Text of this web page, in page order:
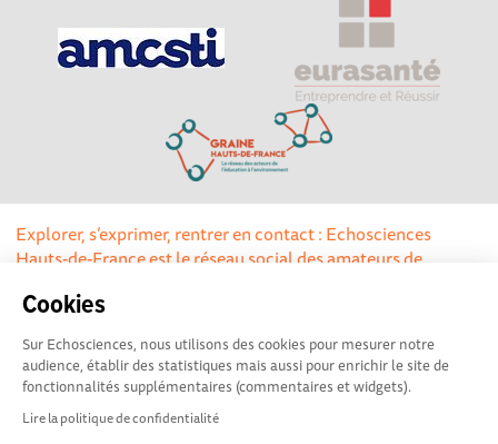
Cookies
Sur Echosciences, nous utilisons des cookies pour mesurer notre
audience, établir des statistiques mais aussi pour enrichir le site de
fonctionnalités supplémentaires (commentaires et widgets).
Lire la politique de confidentialité
Explorer, s’exprimer, rentrer en contact : Echosciences
Hauts-de-France est le réseau social des amateurs de
Mentions légales|Politique de confidentialité|CGU
|Ligne éditoriale